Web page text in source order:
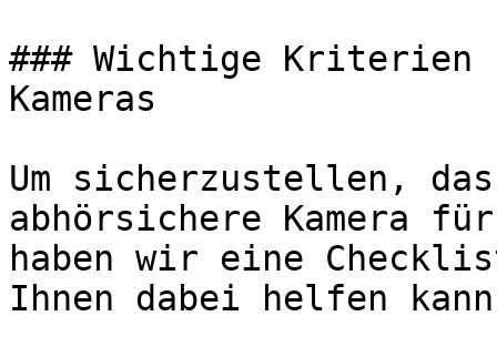
### Wichtige Kriterien
Kameras
Um sicherzustellen,
abhörsichere Kamera
haben wir eine
Ihnen dabei helfen